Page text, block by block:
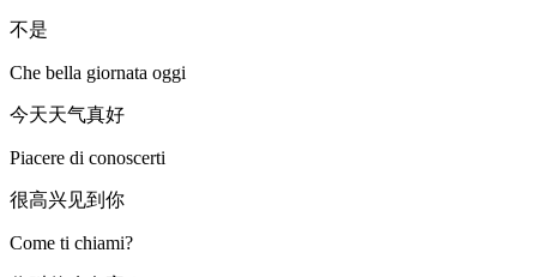
不是
Che bella giornata oggi
今天天气真好
Piacere di conoscerti
很高兴见到你
Come ti chiami?